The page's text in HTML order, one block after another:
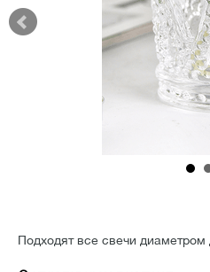
Подходят все свечи диаметром